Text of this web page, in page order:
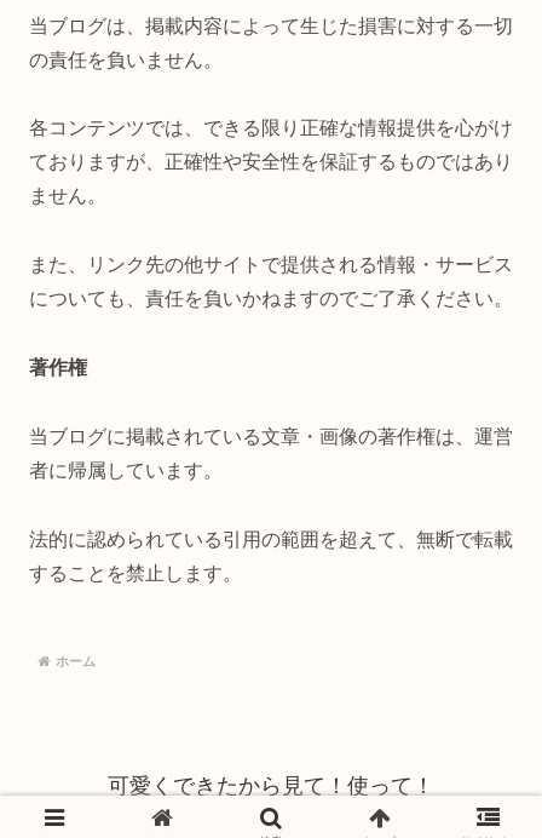
当ブログは、掲載内容によって生じた損害に対する一切
の責任を負いません。
各コンテンツでは、できる限り正確な情報提供を心がけ
ておりますが、正確性や安全性を保証するものではあり
ません。
また、リンク先の他サイトで提供される情報・サービス
についても、責任を負いかねますのでご了承ください。
著作権
当ブログに掲載されている文章・画像の著作権は、運営
者に帰属しています。
法的に認められている引用の範囲を超えて、無断で転載
することを禁止します。
ホーム
可愛くできたから見て！使って！
© 2022 可愛くできたから見て！使って！.